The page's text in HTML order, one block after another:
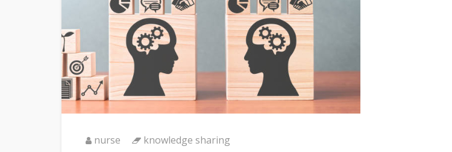
nurse knowledge sharing